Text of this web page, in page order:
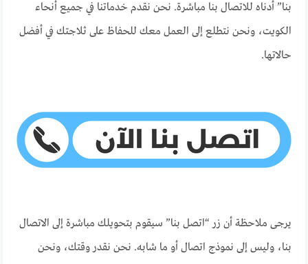
بنا” أدناه للاتصال بنا مباشرة. نحن نقدم خدماتنا في جميع أنحاء
الكويت، ونحن نتطلع إلى العمل معك للحفاظ على ثلاجتك في أفضل
حالاتها.
يرجى ملاحظة أن زر “اتصل بنا” سيقوم بتحويلك مباشرة إلى الاتصال
بنا، وليس إلى نموذج اتصال أو ما شابه. نحن نقدر وقتك، ونحن